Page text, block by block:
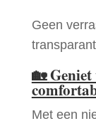
Geen
🏡Geniet
Met een